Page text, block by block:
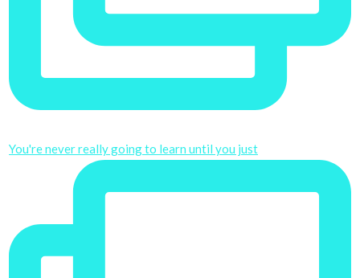
You're never really going to learn until you just